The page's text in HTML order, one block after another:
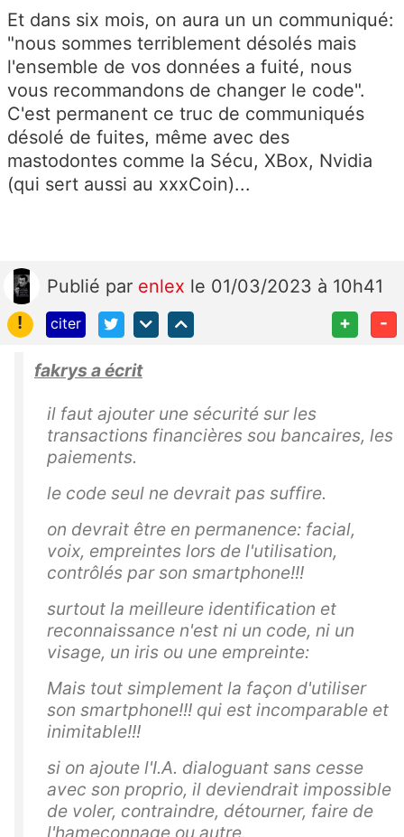
Et dans six mois, on aura un un communiqué:
"nous sommes terriblement désolés mais
l'ensemble de vos données a fuité, nous
vous recommandons de changer le code".
C'est permanent ce truc de communiqués
désolé de fuites, même avec des
mastodontes comme la Sécu, XBox, Nvidia
(qui sert aussi au xxxCoin)...
Publié par enlex le 01/03/2023 à 10h41
!
citer + -
fakrys a écrit
il faut ajouter une sécurité sur les
transactions financières sou bancaires, les
paiements.
le code seul ne devrait pas suffire.
on devrait être en permanence: facial,
voix, empreintes lors de l'utilisation,
contrôlés par son smartphone!!!
surtout la meilleure identification et
reconnaissance n'est ni un code, ni un
visage, un iris ou une empreinte:
Mais tout simplement la façon d'utiliser
son smartphone!!! qui est incomparable et
inimitable!!!
si on ajoute l'I.A. dialoguant sans cesse
avec son proprio, il deviendrait impossible
de voler, contraindre, détourner, faire de
l'hameçonnage ou autre.